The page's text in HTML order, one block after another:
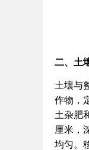
二、土
土壤与
作物，
土杂肥
厘米，
均匀。